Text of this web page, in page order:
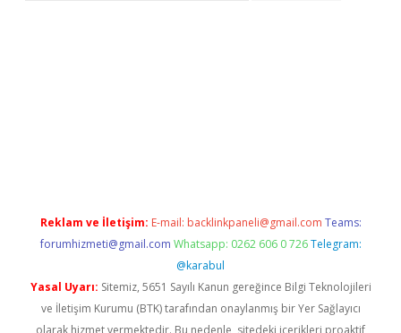
Reklam ve İletişim: E-mail: backlinkpaneli@gmail.com Teams:
forumhizmeti@gmail.com Whatsapp: 0262 606 0 726 Telegram:
@karabul
Yasal Uyarı: Sitemiz, 5651 Sayılı Kanun gereğince Bilgi Teknolojileri
ve İletişim Kurumu (BTK) tarafından onaylanmış bir Yer Sağlayıcı
olarak hizmet vermektedir. Bu nedenle, sitedeki içerikleri proaktif